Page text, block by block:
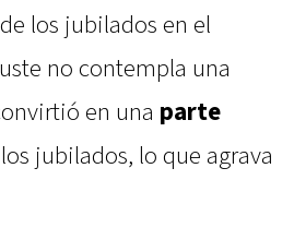
los jubilados en el
no contempla una
en una parte
jubilados, lo que agrava